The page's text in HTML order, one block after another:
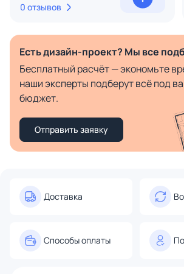
0 отзывов
Есть дизайн-проект? Мы все
Бесплатный расчёт — экономьте
наши эксперты подберут всё под
бюджет.
Отправить заявку
Доставка
Способы оплаты